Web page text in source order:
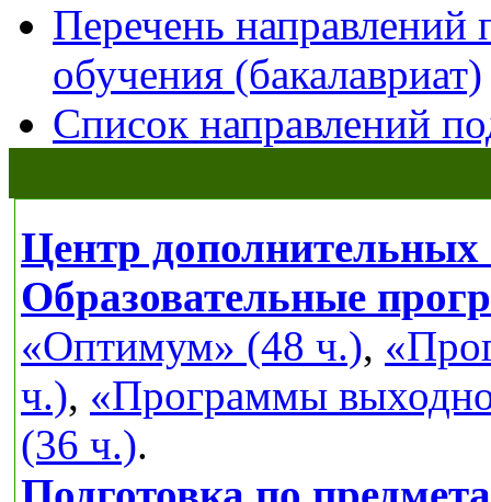
Перечень
обучения (бакалавриат)
Список направлений
Центр дополнительных
Образовательные
«Оптимум» (48 ч.),
ч.), «Программы
(36 ч.).